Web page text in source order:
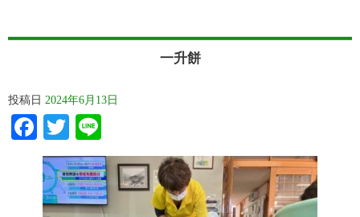
一升餅
投稿日 2024年6月13日
Facebook
Twitter